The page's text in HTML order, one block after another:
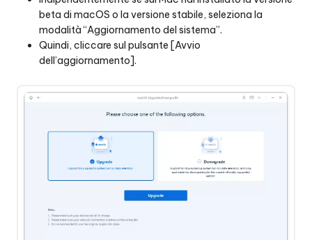
beta di macOS o la versione stabile, seleziona la
modalità “Aggiornamento del sistema”.
Quindi, cliccare sul pulsante [Avvio
dell’aggiornamento].